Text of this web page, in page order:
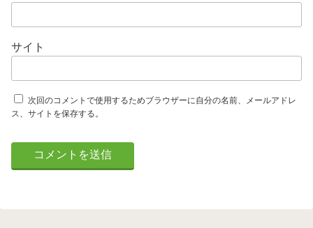
サイト
次回のコメントで使用するためブラウザーに自分の名前、メールアドレ
ス、サイトを保存する。